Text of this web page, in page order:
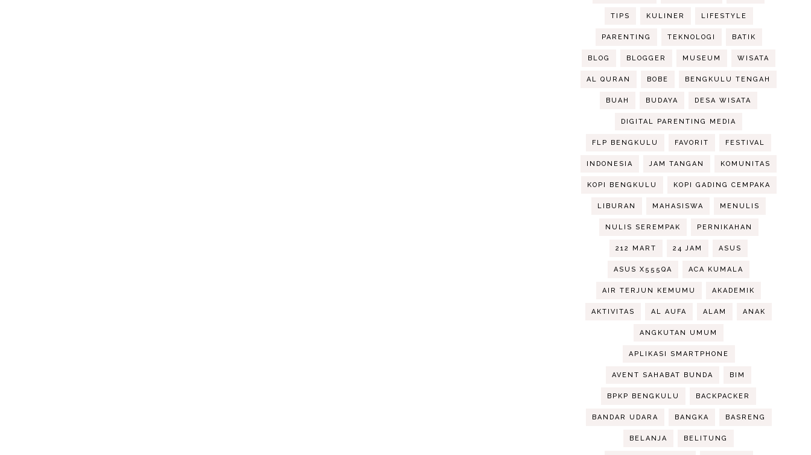
TIPS KULINER LIFESTYLE
PARENTING TEKNOLOGI BATIK
BLOG BLOGGER MUSEUM WISATA
AL QURAN BOBE BENGKULU TENGAH
BUAH BUDAYA DESA WISATA
DIGITAL PARENTING MEDIA
FLP BENGKULU FAVORIT FESTIVAL
INDONESIA JAM TANGAN KOMUNITAS
KOPI BENGKULU KOPI GADING CEMPAKA
LIBURAN MAHASISWA MENULIS
NULIS SEREMPAK PERNIKAHAN
212 MART 24 JAM ASUS
ASUS X555QA ACA KUMALA
AIR TERJUN KEMUMU AKADEMIK
AKTIVITAS AL AUFA ALAM ANAK
ANGKUTAN UMUM
APLIKASI SMARTPHONE
AVENT SAHABAT BUNDA BIM
BPKP BENGKULU BACKPACKER
BANDAR UDARA BANGKA BASRENG
BELANJA BELITUNG